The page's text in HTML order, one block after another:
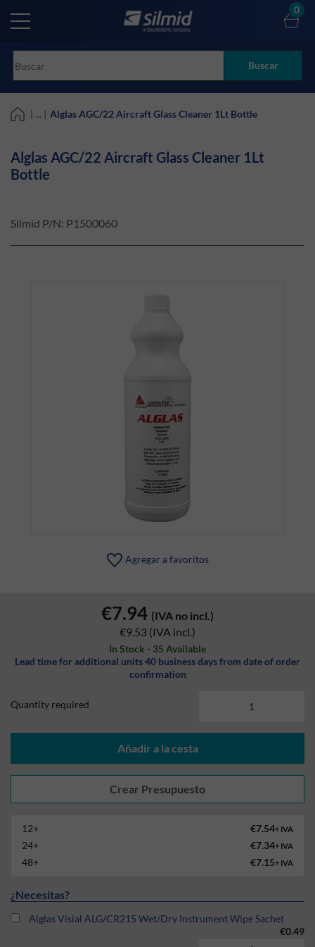
main
Buscar
0
| ... | Alglas AGC/22 Aircraft Glass Cleaner 1Lt Bottle
Alglas AGC/22 Aircraft Glass Cleaner 1Lt
Bottle
Silmid P/N: P1500060
Agregar a favoritos
€7.94 (IVA no incl.)
€9.53 (IVA incl.)
In Stock - 35 Available
Lead time for additional units 40 business days from date of order
confirmation
Quantity required
Añadir a la cesta
12+ €7.54+ IVA
24+ €7.34+ IVA
48+ €7.15+ IVA
¿Necesitas?
Alglas Visial ALG/CR215 Wet/Dry Instrument Wipe Sachet
€0.49